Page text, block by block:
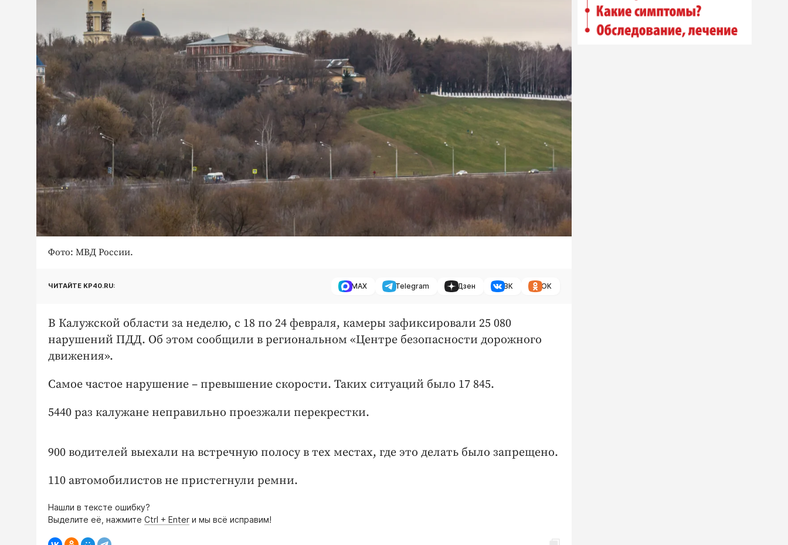
Фото: МВД России.
ЧИТАЙТЕ KP40.RU: MAX Telegram Дзен ВК ОК
В Калужской области за неделю, с 18 по 24 февраля, камеры зафиксировали 25 080
нарушений ПДД. Об этом сообщили в региональном «Центре безопасности дорожного
движения».
Самое частое нарушение – превышение скорости. Таких ситуаций было 17 845.
5440 раз калужане неправильно проезжали перекрестки.
900 водителей выехали на встречную полосу в тех местах, где это делать было запрещено.
110 автомобилистов не пристегнули ремни.
Нашли в тексте ошибку?
Выделите её, нажмите Ctrl + Enter и мы всё исправим!